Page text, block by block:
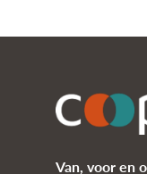
Van, voor en